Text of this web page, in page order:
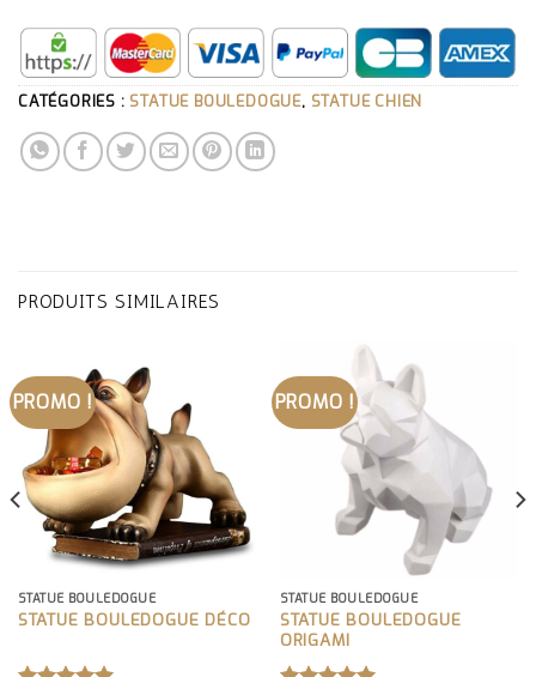
CATÉGORIES : STATUE BOULEDOGUE, STATUE CHIEN
PRODUITS SIMILAIRES
PROMO !
STATUE BOULEDOGUE
STATUE BOULEDOGUE DÉCO
PROMO !
STATUE BOULEDOGUE
STATUE BOULEDOGUE
ORIGAMI